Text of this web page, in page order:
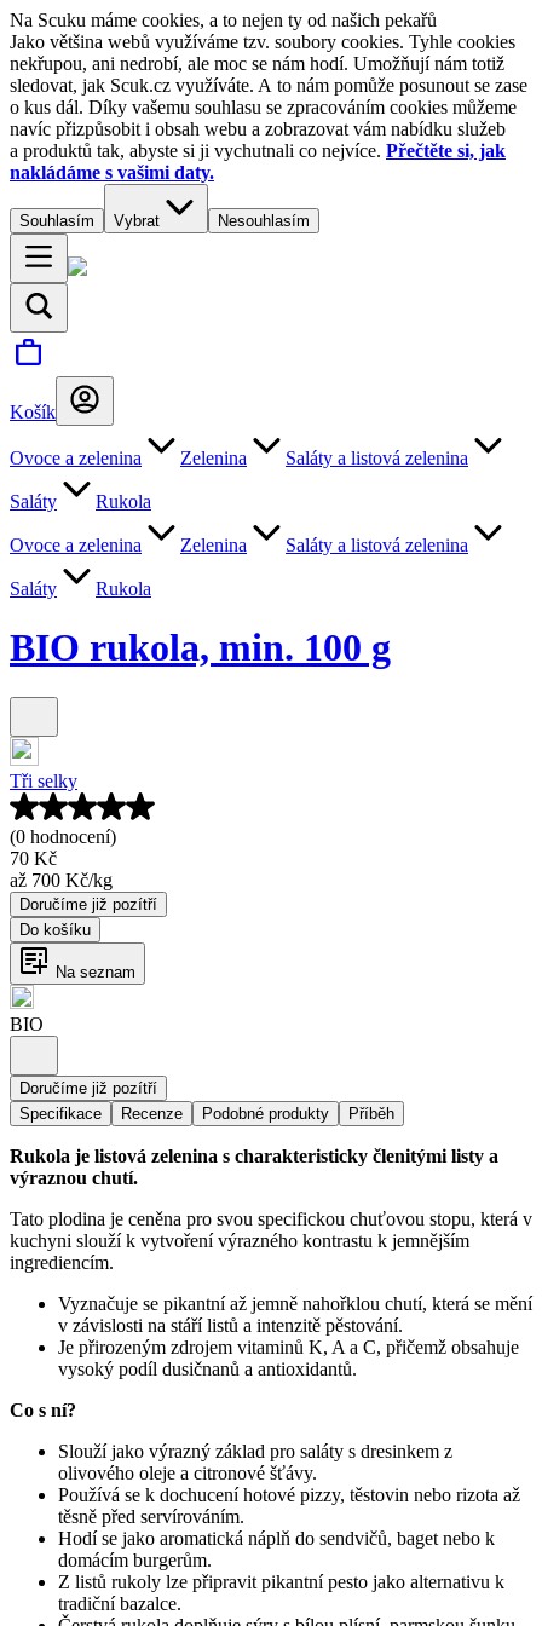
Na Scuku máme cookies, a to nejen ty od našich pekařů
Jako většina webů využíváme tzv. soubory cookies. Tyhle cookies
nekřupou, ani nedrobí, ale moc se nám hodí. Umožňují nám totiž
sledovat, jak Scuk.cz využíváte. A to nám pomůže posunout se zase
o kus dál. Díky vašemu souhlasu se zpracováním cookies můžeme
navíc přizpůsobit i obsah webu a zobrazovat vám nabídku služeb
a produktů tak, abyste si ji vychutnali co nejvíce. Přečtěte si, jak
nakládáme s vašimi daty.
Souhlasím Vybrat Nesouhlasím
Košík
Ovoce a zelenina Zelenina Saláty a listová zelenina
Saláty Rukola
Ovoce a zelenina Zelenina Saláty a listová zelenina
Saláty Rukola
BIO rukola, min. 100 g
Tři selky
(0 hodnocení)
70 Kč
až 700 Kč/kg
Doručíme již pozítří
Do košíku
Na seznam
BIO
Doručíme již pozítří
Specifikace
Recenze Podobné produkty Příběh
Rukola je listová zelenina s charakteristicky členitými listy a
výraznou chutí.
Tato plodina je ceněna pro svou specifickou chuťovou stopu, která v
kuchyni slouží k vytvoření výrazného kontrastu k jemnějším
ingrediencím.
Vyznačuje se pikantní až jemně nahořklou chutí, která se mění
v závislosti na stáří listů a intenzitě pěstování.
Je přirozeným zdrojem vitaminů K, A a C, přičemž obsahuje
vysoký podíl dusičnanů a antioxidantů.
Co s ní?
Slouží jako výrazný základ pro saláty s dresinkem z
olivového oleje a citronové šťávy.
Používá se k dochucení hotové pizzy, těstovin nebo rizota až
těsně před servírováním.
Hodí se jako aromatická náplň do sendvičů, baget nebo k
domácím burgerům.
Z listů rukoly lze připravit pikantní pesto jako alternativu k
tradiční bazalce.